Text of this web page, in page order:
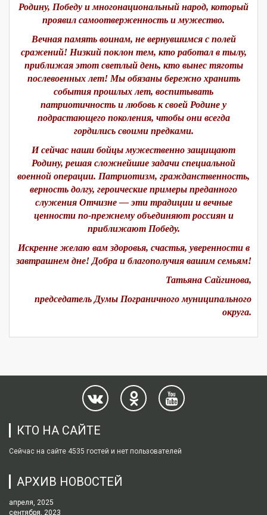
Родину, Победу и многонациональный народ, который
проявил самоотверженность и мужество.
Вечная память воинам, не вернувшимся с полей
сражений! Низкий поклон тем, кто работал в тылу,
приближая этот светлый день, кто вынес тяготы
послевоенных лет! Мы обязаны бережно хранить
события прошлых лет, воспитывать
патриотичность и любовь к своей Родине у
подрастающего поколения, чтобы они всегда
гордились своими предками.
И сейчас наши бойцы мужественно защищают
Родину, решая сложнейшие задачи специальной
военной операции. Патриотизм, гражданственность,
верность долгу, героические примеры преданного
служения Отчизне — эти традиции и вечные
ценности по-прежнему объединяют россиян и
приближают Победу.
Искренне желаю вам здоровья, счастья, уверенности в
завтрашнем дне! Добра и благополучия вашим семьям!
Татьяна Сайгинова,
председатель Думы Пограничного муниципального
округа.
КТО НА САЙТЕ
Сейчас на сайте 4535 гостей и нет пользователей
АРХИВ НОВОСТЕЙ
апреля, 2025
сентября, 2023